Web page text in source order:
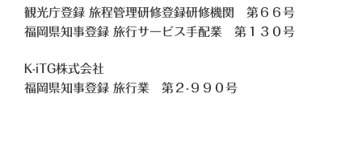
観光庁登録 旅程管理研修登録研修機関 第６６号
福岡県知事登録 旅行サービス手配業 第１３０号
K-iTG株式会社
福岡県知事登録 旅行業 第２-９９０号